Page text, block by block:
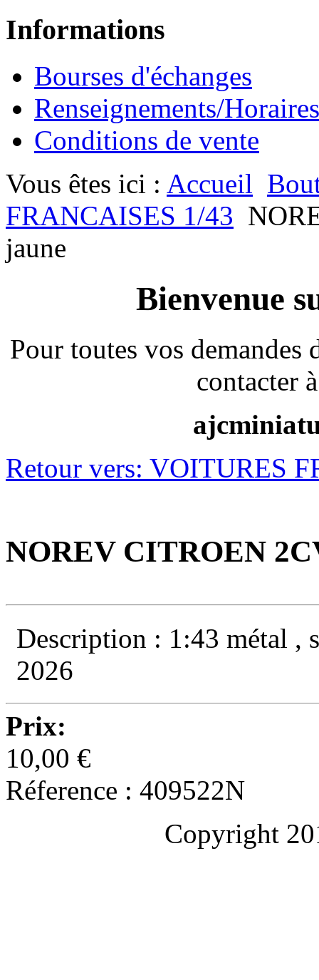
Informations
Bourses d'échanges
Renseignements/Horaires
Conditions de vente
Vous êtes ici : Accueil
FRANCAISES 1/43
jaune
Bienvenue
Pour toutes vos
contacter
Retour vers: VOITURES
NOREV CITROEN
Description : 1:43 métal ,
2026
Prix:
10,00 €
Réference : 409522N
Copyright